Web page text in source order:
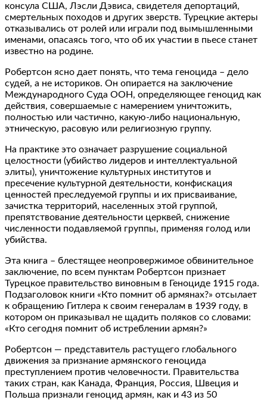
консула США, Лэсли Дэвиса, свидетеля депортаций,
смертельных походов и других зверств. Турецкие актеры
отказывались от ролей или играли под вымышленными
именами, опасаясь того, что об их участии в пьесе станет
известно на родине.
Робертсон ясно дает понять, что тема геноцида – дело
судей, а не историков. Он опирается на заключение
Международного Суда ООН, определяющее геноцид как
действия, совершаемые с намерением уничтожить,
полностью или частично, какую-либо национальную,
этническую, расовую или религиозную группу.
На практике это означает разрушение социальной
целостности (убийство лидеров и интеллектуальной
элиты), уничтожение культурных институтов и
пресечение культурной деятельности, конфискация
ценностей преследуемой группы и их присваивание,
зачистка территорий, населенных этой группой,
препятствование деятельности церквей, снижение
численности подавляемой группы, применяя голод или
убийства.
Эта книга – блестящее неопровержимое обвинительное
заключение, по всем пунктам Робертсон признает
Турецкое правительство виновным в Геноциде 1915 года.
Подзаголовок книги «Кто помнит об армянах?» отсылает
к обращению Гитлера к своим генералам в 1939 году, в
котором он приказывал не щадить поляков со словами:
«Кто сегодня помнит об истреблении армян?»
Робертсон — представитель растущего глобального
движения за признание армянского геноцида
преступлением против человечности. Правительства
таких стран, как Канада, Франция, Россия, Швеция и
Польша признали геноцид армян, как и 43 из 50